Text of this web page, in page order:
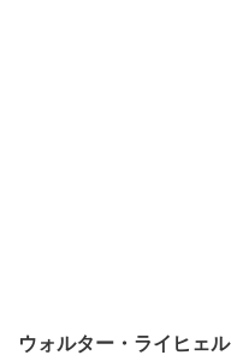
ウォルター・ライヒェル